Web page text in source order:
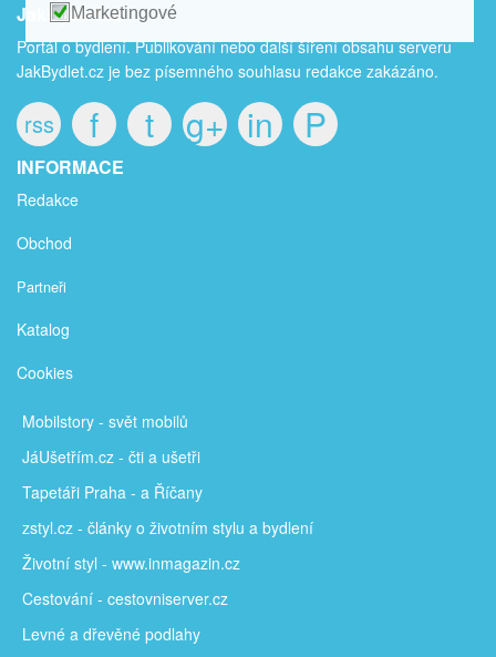
JakBydlet.cz
Portál o bydlení. Publikování nebo další šíření obsahu serveru
JakBydlet.cz je bez písemného souhlasu redakce zakázáno.
rss f t g+ in P
INFORMACE
Redakce
Obchod
Partneři
Katalog
Cookies
Mobilstory - svět mobilů
JáUšetřím.cz - čti a ušetři
Tapetáři Praha - a Říčany
zstyl.cz - články o životním stylu a bydlení
Životní styl - www.inmagazin.cz
Cestování - cestovniserver.cz
Levné a dřevěné podlahy
Marketingové